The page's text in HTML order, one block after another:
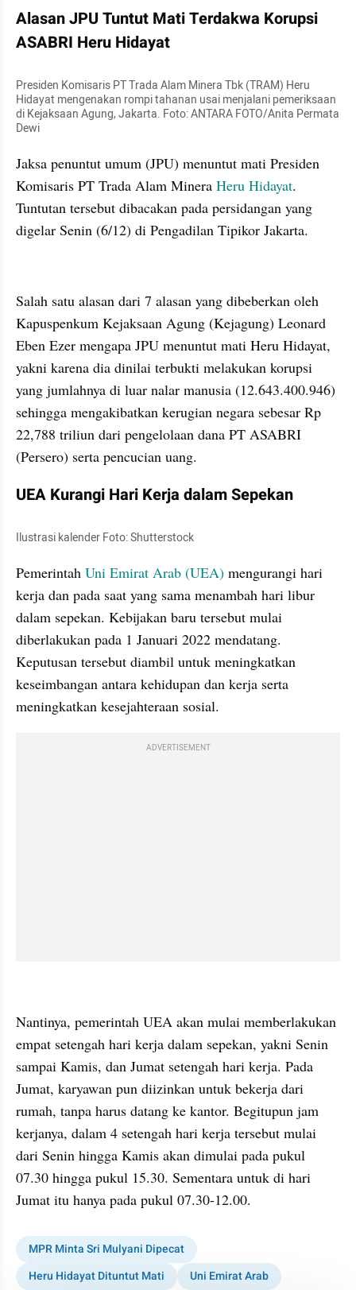
Alasan JPU Tuntut Mati Terdakwa Korupsi
ASABRI Heru Hidayat
Presiden Komisaris PT Trada Alam Minera Tbk (TRAM) Heru
Hidayat mengenakan rompi tahanan usai menjalani pemeriksaan
di Kejaksaan Agung, Jakarta. Foto: ANTARA FOTO/Anita Permata
Dewi
Jaksa penuntut umum (JPU) menuntut mati Presiden
Komisaris PT Trada Alam Minera Heru Hidayat.
Tuntutan tersebut dibacakan pada persidangan yang
digelar Senin (6/12) di Pengadilan Tipikor Jakarta.
Salah satu alasan dari 7 alasan yang dibeberkan oleh
Kapuspenkum Kejaksaan Agung (Kejagung) Leonard
Eben Ezer mengapa JPU menuntut mati Heru Hidayat,
yakni karena dia dinilai terbukti melakukan korupsi
yang jumlahnya di luar nalar manusia (12.643.400.946)
sehingga mengakibatkan kerugian negara sebesar Rp
22,788 triliun dari pengelolaan dana PT ASABRI
(Persero) serta pencucian uang.
UEA Kurangi Hari Kerja dalam Sepekan
Ilustrasi kalender Foto: Shutterstock
Pemerintah Uni Emirat Arab (UEA) mengurangi hari
kerja dan pada saat yang sama menambah hari libur
dalam sepekan. Kebijakan baru tersebut mulai
diberlakukan pada 1 Januari 2022 mendatang.
Keputusan tersebut diambil untuk meningkatkan
keseimbangan antara kehidupan dan kerja serta
meningkatkan kesejahteraan sosial.
ADVERTISEMENT
Nantinya, pemerintah UEA akan mulai memberlakukan
empat setengah hari kerja dalam sepekan, yakni Senin
sampai Kamis, dan Jumat setengah hari kerja. Pada
Jumat, karyawan pun diizinkan untuk bekerja dari
rumah, tanpa harus datang ke kantor. Begitupun jam
kerjanya, dalam 4 setengah hari kerja tersebut mulai
dari Senin hingga Kamis akan dimulai pada pukul
07.30 hingga pukul 15.30. Sementara untuk di hari
Jumat itu hanya pada pukul 07.30-12.00.
MPR Minta Sri Mulyani Dipecat
Heru Hidayat Dituntut Mati
Uni Emirat Arab